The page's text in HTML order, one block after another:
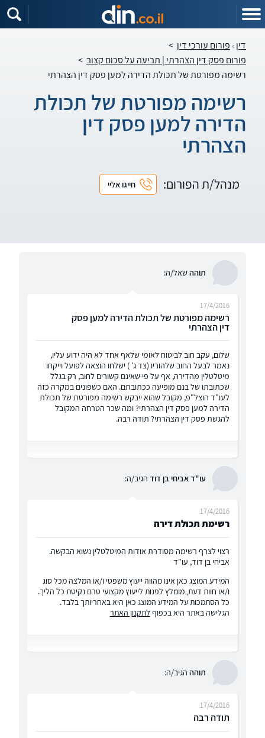
דין פורום עורכי דין >
פורום פסק דין הצהרתי | תביעה על סכום קצוב >
רשימה מפורטת של תכולת הדירה למען פסק דין הצהרתי
רשימה מפורטת של תכולת
הדירה למען פסק דין
הצהרתי
מנהל/ת הפורום: חייגו אליי
תוההשאל/ה:
רשימה מפורטת של תכולת הדירה למען פסק
דין הצהרתי
17/4/2016
שלום, עקב חוב לביטוח לאומי שלאף אחד לא היה ידוע עליו,
נאמר לבעל החוב שלהוריו (צד ג' ) ישלחו הוצאה לפועל וייקחו
מיטלטלין מהדירה, אף על פי שאינם קשורים לחוב, רק בגלל
שכתובתו של בנם מופיעה ככתובתם. האם כשפונים במקרה כזה
לעו"ד הוצל"פ, מקובל שהוא ייבקש רשימה מפורטת של תכולת
הדירה למען פסק דין הצהרתי? ומה שכר הטרחה המקובל
להגשת פסק דין הצהרתי? תודה רבה.
עו"ד אביחי בן דוד הגיב/ה:
רשימת תכולת דירה
17/4/2016
רצוי לצרף רשימה מסודרת אודות המיטלטלין נשוא הבקשה.
אביחי בן דוד, עו"ד
המידע המוצג כאן אינו מהווה ייעוץ משפטי ו/או המלצה מכל סוג
ו/או חוות דעת, מומלץ לפנות לייעוץ מקצועי טרם נקיטת כל הליך.
כל הסתמכות על המידע המוצג כאן היא באחריותך בלבד.
הגלישה באתר היא בכפוף לתקנון האתר
תוהה הגיב/ה:
תודה רבה
17/4/2016